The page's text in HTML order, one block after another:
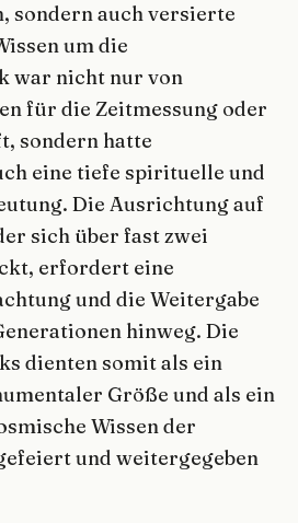
sondern auch versierte
um die
war nicht nur von
für die Zeitmessung oder
sondern hatte
eine tiefe spirituelle und
Die Ausrichtung auf
sich über fast zwei
erfordert eine
und die Weitergabe
hinweg. Die
dienten somit als ein
Größe und als ein
Wissen der
und weitergegeben